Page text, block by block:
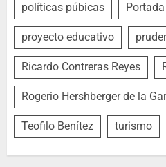
políticas púbicas Portada
proyecto educativo
Ricardo Contreras Reyes
Rogerio Hershberger de la
Teofilo Benítez turismo